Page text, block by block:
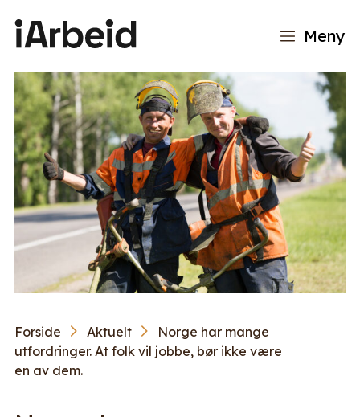
Meny
Forside Aktuelt
Norge har mange
utfordringer. At folk vil jobbe, bør ikke være
en av dem.